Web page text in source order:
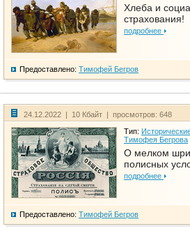
Хлеба и
страхования!
подробнее
Предоставлено: Тимофей Бегров
24.12.2022 | 10 Кбайт | просмотров: 648
Тип:
Тимофея Бегрова
О мелком
полисных
подробнее
Предоставлено: Тимофей Бегров